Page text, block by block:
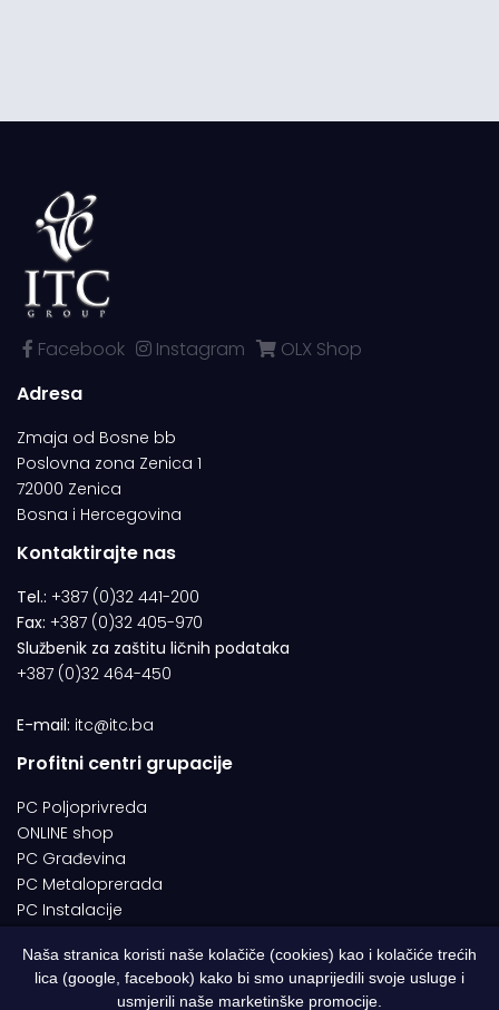
Facebook Instagram
OLX Shop
Adresa
Zmaja od Bosne bb
Poslovna zona Zenica 1
72000 Zenica
Bosna i Hercegovina
Kontaktirajte nas
Tel.: +387 (0)32 441-200
Fax: +387 (0)32 405-970
Službenik za zaštitu ličnih podataka
+387 (0)32 464-450
E-mail: itc@itc.ba
Profitni centri grupacije
PC Poljoprivreda
ONLINE shop
PC Građevina
PC Metaloprerada
PC Instalacije
© 1994-2026 | ITC d.o.o. Zenica. Sva prava pridržana | Designed by
Naša stranica koristi naše kolačiče (cookies) kao i kolačiće trećih
lica (google, facebook) kako bi smo unaprijedili svoje usluge i
usmjerili naše marketinške promocije.